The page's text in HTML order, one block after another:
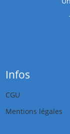
Infos
CGU
Mentions légales